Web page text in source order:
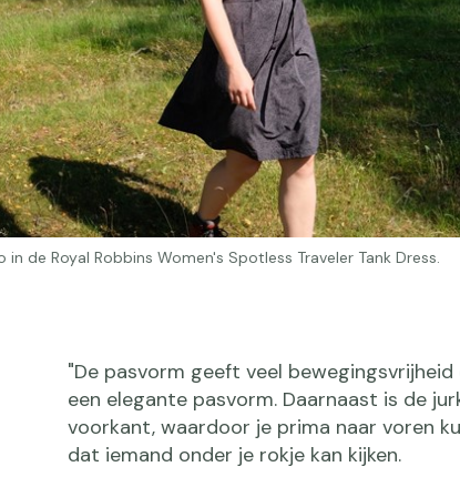
de Royal Robbins Women's Spotless Traveler Tank Dress.
"De pasvorm geeft veel
een elegante pasvorm. Daarnaast is de
voorkant, waardoor je prima naar voren
dat iemand onder je rokje kan kijken.